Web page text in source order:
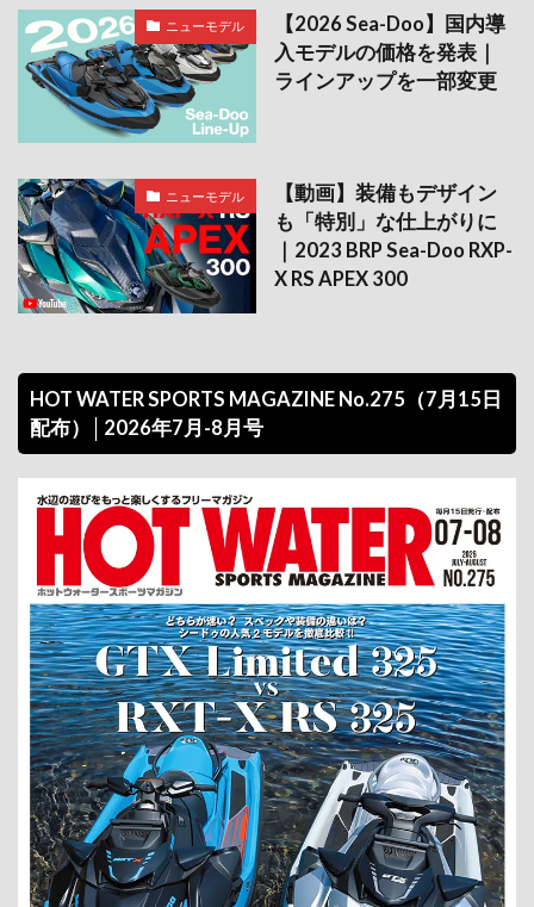
ニューモデル
【2026 Sea-Doo】国内導
入モデルの価格を発表｜
ラインアップを一部変更
ニューモデル
【動画】装備もデザイン
も「特別」な仕上がりに
｜2023 BRP Sea-Doo RXP-
X RS APEX 300
HOT WATER SPORTS MAGAZINE No.275（7月15日
配布）│2026年7月-8月号